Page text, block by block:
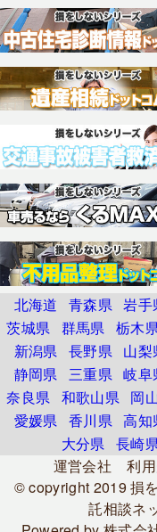
北海道 青森県 岩手
茨城県
群馬県 栃木
新潟県
長野県 山梨
静岡県
三重県 岐阜
奈良県
和歌山県 岡
愛媛県
香川県 高知
大分県
長崎
運営会社
利
© copyright 2019損
託相談ネ